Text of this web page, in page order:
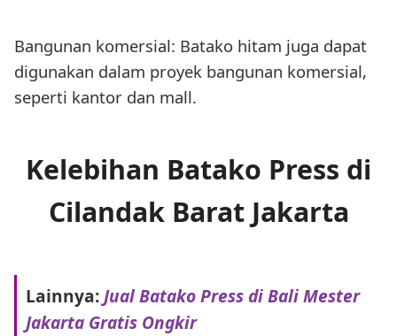
Bangunan komersial: Batako hitam juga dapat
digunakan dalam proyek bangunan komersial,
seperti kantor dan mall.
Kelebihan Batako Press di
Cilandak Barat Jakarta
Lainnya:Jual Batako Press di Bali Mester
Jakarta Gratis Ongkir